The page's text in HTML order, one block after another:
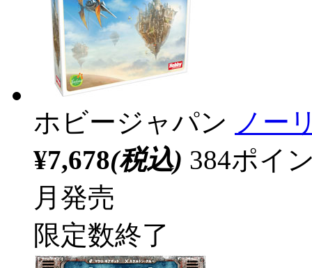
ホビージャパン ノー
¥7,678(税込) 384ポイ
月発売
限定数終了